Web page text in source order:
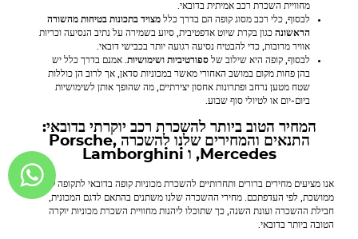
מחוויית השכרת רכב אמיתית בדובאי.
לבסוף, כלי רכב מסוג קופה הם בדרך כלל מצויד בתכונות בטיחות מהשורה
הראשונה כגון בקרת שיוט אדפטיבית, סיוע בשמירה על נתיב הנסיעה וכריות
אוויר מרובות, כדי להבטיח נסיעה רגועה יותר בכבישי דובאי.
לבסוף, קופה היא שילוב של ספורטיביות ושימושיות . אמנם בדרך כלל יש
בהן פחות מקום במושב האחורי מאשר במכוניות סדאן, אך לרוב הן כוללות
שטח מטען נרחב ופתרונות אחסון יצירתיים, מה שהופך אותן לשימושיות
ביום-יום או לטיולי סוף שבוע.
המחיר הטוב ביותר להשכרת רכב יוקרתי בדובאי:
התנאים והמחירים שלנו להשכרה Porsche,
Mercedes, ו Lamborghini
אנו מציעים מחירים ברורים ותחרותיים להשכרת מכוניות קופה בדובאי לתקופה קצרה או
ממושכת, לפי העדפתכם. מחירי ההשכרה שלנו משתנים בהתאם לדגם המכונית,
חבילת ההשכרה ועונת השנה, כך שתוכלו ליהנות מחוויית השכרת מכוניות יוקרה
הטובה ביותר בדובאי.